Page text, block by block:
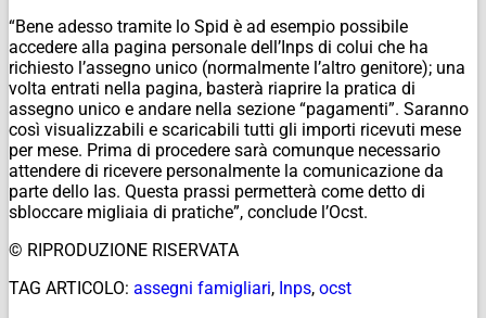
“Bene adesso tramite lo Spid è ad esempio possibile
accedere alla pagina personale dell’Inps di colui che ha
richiesto l’assegno unico (normalmente l’altro genitore); una
volta entrati nella pagina, basterà riaprire la pratica di
assegno unico e andare nella sezione “pagamenti”. Saranno
così visualizzabili e scaricabili tutti gli importi ricevuti mese
per mese. Prima di procedere sarà comunque necessario
attendere di ricevere personalmente la comunicazione da
parte dello Ias. Questa prassi permetterà come detto di
sbloccare migliaia di pratiche”, conclude l’Ocst.
© RIPRODUZIONE RISERVATA
TAG ARTICOLO: assegni famigliari, Inps, ocst